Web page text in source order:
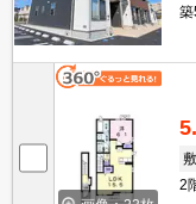
敷
2